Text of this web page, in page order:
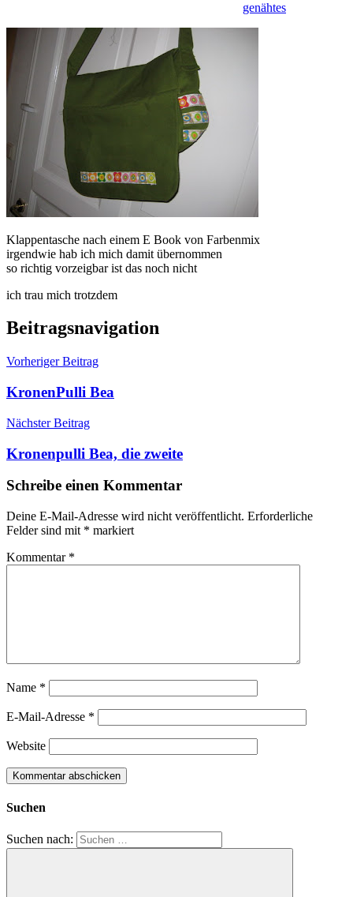
genähtes
Klappentasche nach einem E Book von Farbenmix
irgendwie hab ich mich damit übernommen
so richtig vorzeigbar ist das noch nicht
ich trau mich trotzdem
Beitragsnavigation
Vorheriger Beitrag
KronenPulli Bea
Nächster Beitrag
Kronenpulli Bea, die zweite
Schreibe einen Kommentar
Deine E-Mail-Adresse wird nicht veröffentlicht. Erforderliche
Felder sind mit * markiert
Kommentar *
Name *
E-Mail-Adresse *
Website
Suchen
Suchen nach: